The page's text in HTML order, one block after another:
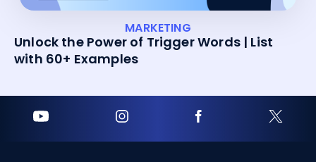
MARKETING
Unlock the Power of Trigger Words | List
with 60+ Examples